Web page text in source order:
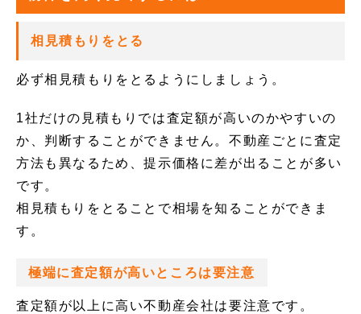
相見積もりをとる
必ず相見積もりをとるようにしましょう。
1社だけの見積もりでは査定額が高いのかやすいの
か、判断することができません。不動産ごとに査定
方法も異なるため、提示価格に差が出ることが多い
です。
相見積もりをとることで相場を知ることができま
す。
極端に査定額が高いところは要注意
査定額が以上に高い不動産会社は要注意です。